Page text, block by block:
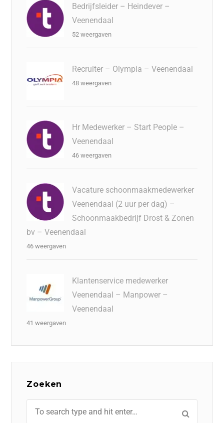
Bedrijfsleider – Heindever –
Veenendaal
52 weergaven
Recruiter – Olympia – Veenendaal
48 weergaven
Hr Medewerker – Start People –
Veenendaal
46 weergaven
Vacature schoonmaakmedewerker
Veenendaal (2 uur per dag) –
Schoonmaakbedrijf Drost & Zonen
bv – Veenendaal
46 weergaven
Klantenservice medewerker
Veenendaal – Manpower –
Veenendaal
41 weergaven
Zoeken